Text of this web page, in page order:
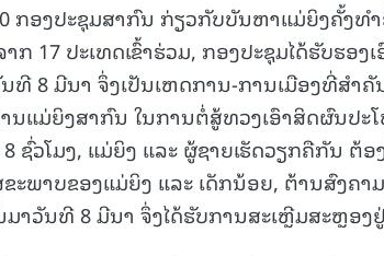
ກອງປະຊຸມສາກົນ ກ່ຽວກັບບັນຫາແມ່ຍິງຄັ້ງທ
ກ 17 ປະເທດເຂົ້າຮ່ວມ, ກອງປະຊຸມໄດ້ຮັບຮອ
ທີ 8 ມີນາ ຈຶ່ງເປັນເຫດການ-ການເມືອງທີ່ສຳ
ນແມ່ຍິງສາກົນ ໃນການຕໍ່ສູ້ທວງເອົາສິດຜົນປ
ຊົ່ວໂມງ, ແມ່ຍິງ ແລະ ຜູ້ຊາຍເຮັດວຽກຄືກັນ ຕ້
ະພາບຂອງແມ່ຍິງ ແລະ ເດັກນ້ອຍ, ຕ້ານສົງຄ
າວັນທີ 8 ມີນາ ຈຶ່ງໄດ້ຮັບການສະເຫຼີມສະຫຼອງ